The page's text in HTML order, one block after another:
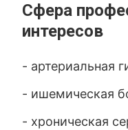
Сфера
интересов
- артериальная
- ишемическая
- хроническая